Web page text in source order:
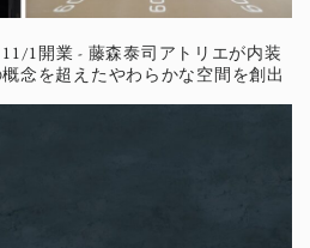
11/1開業 - 藤森泰司アトリエが内装
念を超えたやわらかな空間を創出